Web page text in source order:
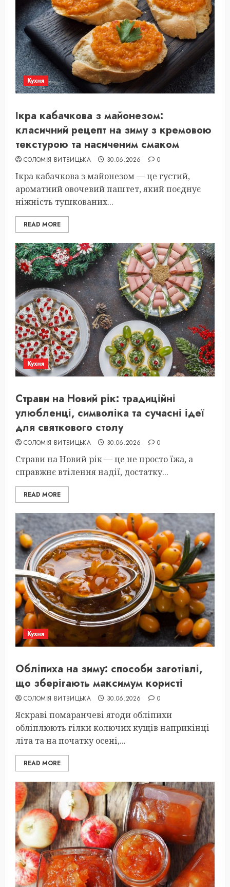
Кухня
Ікра кабачкова з майонезом:
класичний рецепт на зиму з кремовою
текстурою та насиченим смаком
СОЛОМІЯ ВИТВИЦЬКА 30.06.2026 0
Ікра кабачкова з майонезом — це густий,
ароматний овочевий паштет, який поєднує
ніжність тушкованих...
READ MORE
Кухня
Страви на Новий рік: традиційні
улюбленці, символіка та сучасні ідеї
для святкового столу
СОЛОМІЯ ВИТВИЦЬКА 30.06.2026 0
Страви на Новий рік — це не просто їжа, а
справжнє втілення надії, достатку...
READ MORE
Кухня
Обліпиха на зиму: способи заготівлі,
що зберігають максимум користі
СОЛОМІЯ ВИТВИЦЬКА 30.06.2026 0
Яскраві помаранчеві ягоди обліпихи
обліплюють гілки колючих кущів наприкінці
літа та на початку осені,...
READ MORE